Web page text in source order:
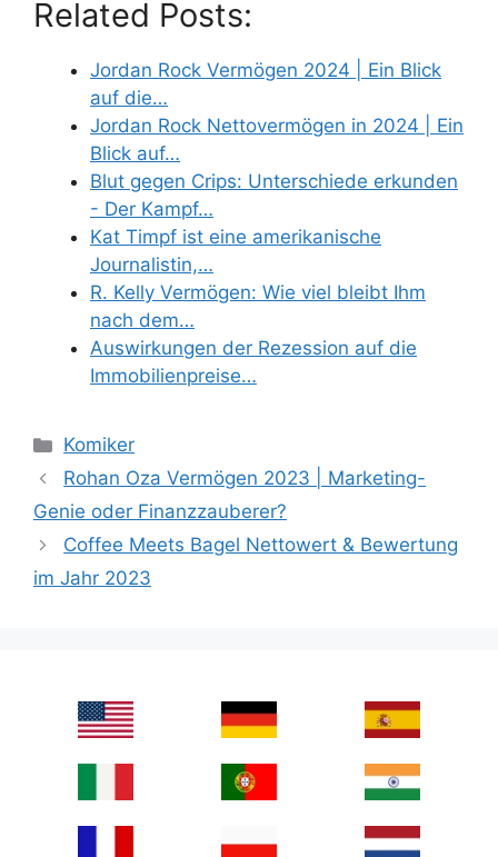
Related Posts:
Jordan Rock Vermögen 2024 | Ein Blick
auf die…
Jordan Rock Nettovermögen in 2024 | Ein
Blick auf…
Blut gegen Crips: Unterschiede erkunden
- Der Kampf…
Kat Timpf ist eine amerikanische
Journalistin,…
R. Kelly Vermögen: Wie viel bleibt Ihm
nach dem…
Auswirkungen der Rezession auf die
Immobilienpreise…
Categories
Komiker
Rohan Oza Vermögen 2023 | Marketing-
Genie oder Finanzzauberer?
Coffee Meets Bagel Nettowert & Bewertung
im Jahr 2023